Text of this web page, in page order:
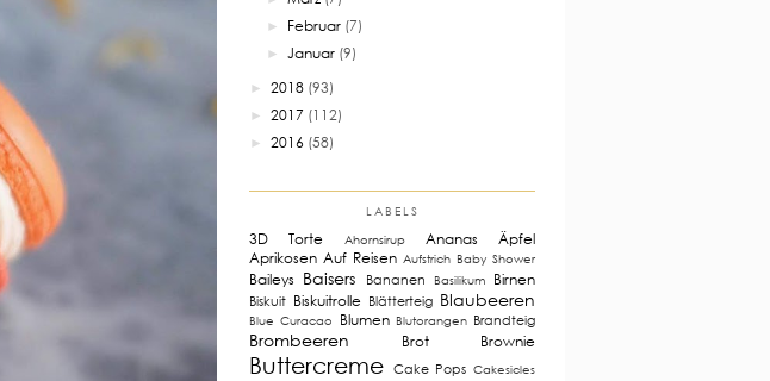
► Februar (7)
►Januar (9)
► 2018 (93)
► 2017 (112)
► 2016 (58)
LABELS
3D Torte Ahornsirup Ananas
Äpfel
Aprikosen Auf Reisen Aufstrich Baby Shower
Baileys Baisers Bananen Basilikum Birnen
Biskuit Biskuitrolle Blätterteig Blaubeeren
Blue Curacao Blumen Blutorangen Brandteig
Brombeeren Brot Brownie
Buttercreme Cake Pops Cakesicles